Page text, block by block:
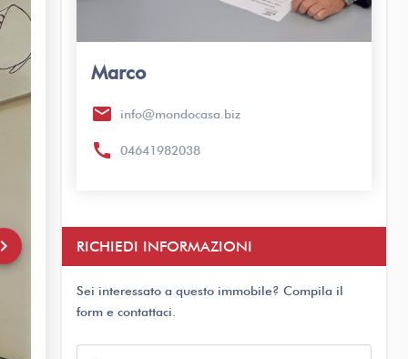
keyboard_arrow_right
Marco
email info@mondocasa.biz
call 04641982038
RICHIEDI INFORMAZIONI
Sei interessato a questo immobile? Compila il
form e contattaci.